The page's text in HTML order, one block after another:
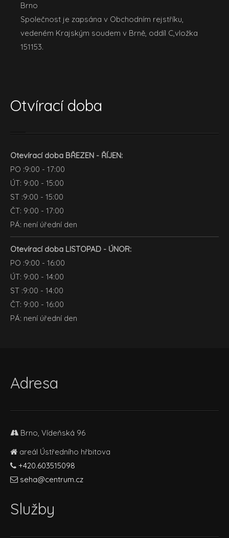
Brno
Společnost je zapsána v Obchodním rejstříku,
vedeném Krajským soudem v Brně, oddíl C,vložka
151153.
Otvírací doba
Otevírací doba BŘEZEN - ŘÍJEN:
PO :9:00 - 17:00
ÚT: 9:00 - 15:00
ST :9:00 - 15:00
ČT: 9:00 - 17:00
PÁ: není úřední den
Otevírací doba LISTOPAD - ÚNOR:
PO :9:00 - 16:00
ÚT: 9:00 - 14:00
ST :9:00 - 14:00
ČT: 9:00 - 16:00
PÁ: není úřední den
Adresa
Brno, Vídeňská 96
areál Ústředního hřbitova
+420.603515098
seha@centrum.cz
Služby